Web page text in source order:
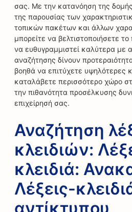
σας. Με την κατανόηση της
της παρουσίας των
τοπικών πακέτων και άλλων
μπορείτε να βελτιστοποιήσετε
να ευθυγραμμιστεί καλύτερα με
αναζήτησης δίνουν
βοηθά να επιτύχετε υψηλότερες
καταλάβετε περισσότερο χώρο
την πιθανότητα προσέλκυσης
επιχείρησή σας.
Αναζήτηση
κλειδιών:
κλειδιά:
Λέξεις-